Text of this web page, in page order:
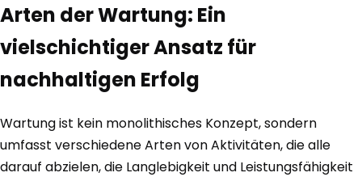
Arten der Wartung: Ein
vielschichtiger Ansatz für
nachhaltigen Erfolg
Wartung ist kein monolithisches Konzept, sondern
umfasst verschiedene Arten von Aktivitäten, die alle
darauf abzielen, die Langlebigkeit und Leistungsfähigkeit